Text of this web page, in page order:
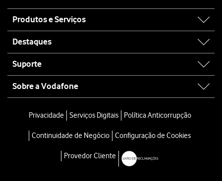
map
Produtos e Serviços
Destaques
Suporte
Sobre a Vodafone
Privacidade Serviços Digitais Política Anticorrupção
Continuidade de Negócio Configuração de Cookies
Provedor Cliente